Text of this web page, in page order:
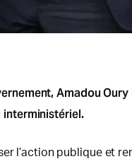
Amadou
interministériel.
l’action publique et